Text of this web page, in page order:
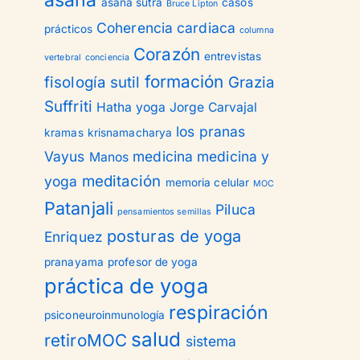
Bruce Lipton
prácticos Coherencia cardiaca columna
vertebral conciencia Corazón entrevistas
fisología sutil formación Grazia
Suffriti Hatha yoga Jorge Carvajal
kramas krisnamacharya los pranas
Vayus Manos medicina medicina y
yoga meditación memoria celular MOC
Patanjali pensamientos semillas Piluca
Enriquez posturas de yoga
pranayama profesor de yoga
práctica de yoga
psiconeuroinmunología respiración
retiroMOC salud sistema